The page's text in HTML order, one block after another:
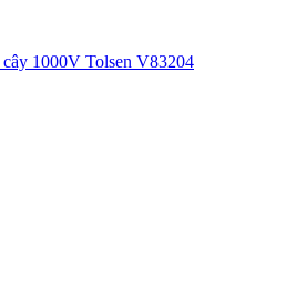
1000V Tolsen V83204